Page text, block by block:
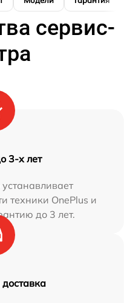
сервис-
3-х лет
техники OnePlus и
до 3 лет.